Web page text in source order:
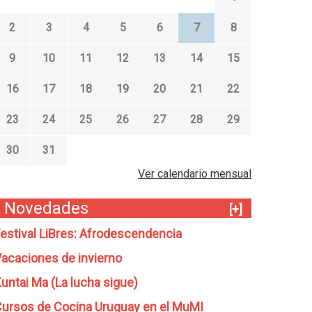
2 3 4 5 6 7 8
9 10 11 12 13 14 15
16 17 18 19 20 21 22
23 24 25 26 27 28 29
30
31
Ver calendario mensual
Novedades
[+]
LiBres: Afrodescendencia
de invierno
Ma (La lucha sigue)
de Cocina Uruguay en el MuMI